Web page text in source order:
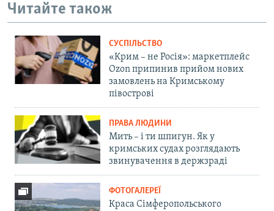
Читайте також
СУСПІЛЬСТВО
«Крим – не Росія»: маркетплейс
Ozon припинив прийом нових
замовлень на Кримському
півострові
ПРАВА ЛЮДИНИ
Мить – і ти шпигун. Як у
кримських судах розглядають
звинувачення в держзраді
ФОТОГАЛЕРЕЇ
Краса Сімферопольського